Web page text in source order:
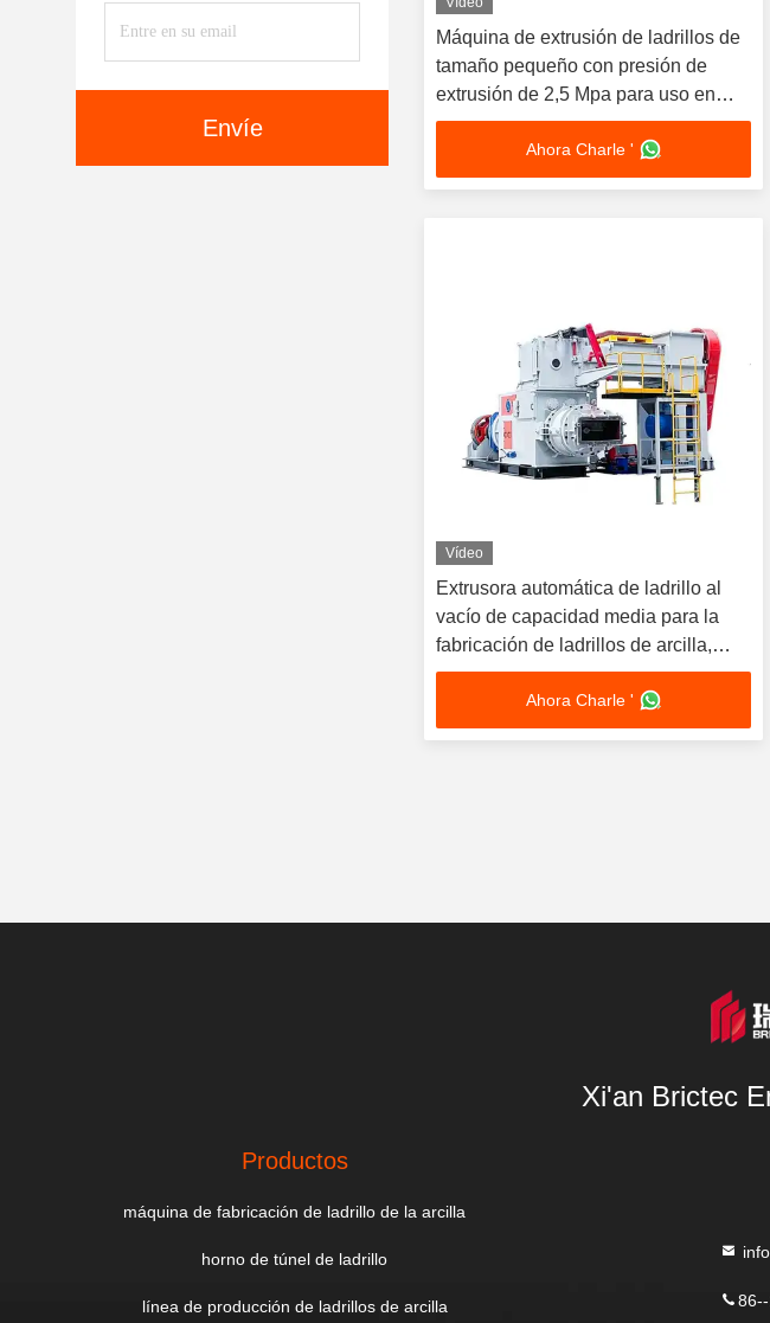
Envíe
Máquina de extrusión de ladrillos de
tamaño pequeño con presión de
extrusión de 2,5 Mpa para uso en
laboratorio
Ahora Charle '
Vídeo
Extrusora automática de ladrillo al
vacío de capacidad media para la
fabricación de ladrillos de arcilla,
barro de suelo y ceniza volante
Ahora Charle '
Xi'an Brictec
Productos
máquina de fabricación de ladrillo de la arcilla
horno de túnel de ladrillo
línea de producción de ladrillos de arcilla